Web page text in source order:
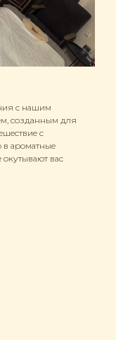
с нашим
созданным для
с
в ароматные
вас